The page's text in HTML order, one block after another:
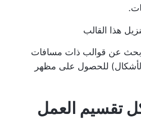
هذا القالب
عن قوالب ذات مسافات
″ بين الأشكال) للحصول على مظهر
تقسيم العمل